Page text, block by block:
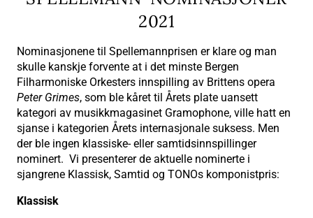
2021
Nominasjonene til Spellemannprisen er klare og man
skulle kanskje forvente at i det minste Bergen
Filharmoniske Orkesters innspilling av Brittens opera
Peter Grimes, som ble kåret til Årets plate uansett
kategori av musikkmagasinet Gramophone, ville hatt en
sjanse i kategorien Årets internasjonale suksess. Men
der ble ingen klassiske- eller samtidsinnspillinger
nominert. Vi presenterer de aktuelle nominerte i
sjangrene Klassisk, Samtid og TONOs komponistpris:
Klassisk